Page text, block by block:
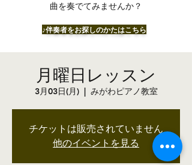
曲を奏でてみませんか？
​♪伴奏者をお探しのかたはこちら
月曜日レッスン
3月03日(月)
  |
みがわピアノ教室
チケットは販売されていません
他のイベントを見る